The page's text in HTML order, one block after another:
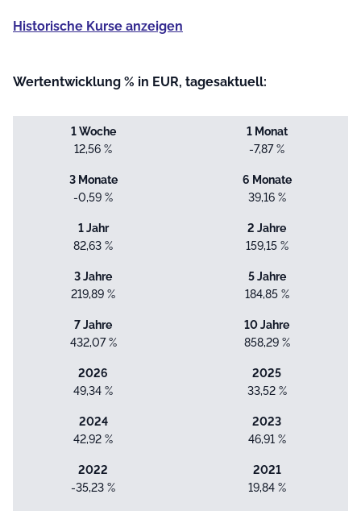
Historische Kurse anzeigen
Wertentwicklung % in EUR, tagesaktuell:
1 Woche
12,56 %
1 Monat
-7,87 %
3 Monate
-0,59 %
6 Monate
39,16 %
1 Jahr
82,63 %
2 Jahre
159,15 %
3 Jahre
219,89 %
5 Jahre
184,85 %
7 Jahre
432,07 %
10 Jahre
858,29 %
2026
49,34 %
2025
33,52 %
2024
42,92 %
2023
46,91 %
2022
-35,23 %
2021
19,84 %